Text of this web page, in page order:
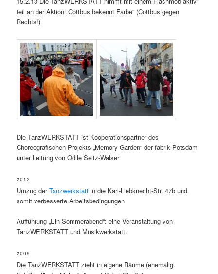
teil an der Aktion „Cottbus bekennt Farbe“ (Cottbus gegen
Rechts!)
Die TanzWERKSTATT ist Kooperationspartner des
Choreografischen Projekts „Memory Garden“ der fabrik Potsdam
unter Leitung von Odile Seitz-Walser
2012
Umzug derTanzwerkstatt in die Karl-Liebknecht-Str. 47b und
somit verbesserte Arbeitsbedingungen
Aufführung „Ein Sommerabend“: eine Veranstaltung von
TanzWERKSTATT und Musikwerkstatt.
2009
Die TanzWERKSTATT zieht in eigene Räume (ehemalig.